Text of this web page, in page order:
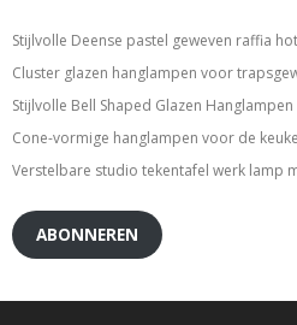
Stijlvolle Deense pastel geweven raffia
Cluster glazen hanglampen voor
Stijlvolle Bell Shaped Glazen Hanglampen
Cone-vormige hanglampen voor de
Verstelbare studio tekentafel werk lamp
ABONNEREN